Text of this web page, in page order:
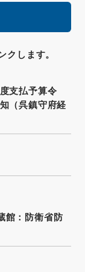
クします。
支払予算令
（呉鎮守府経
：防衛省防